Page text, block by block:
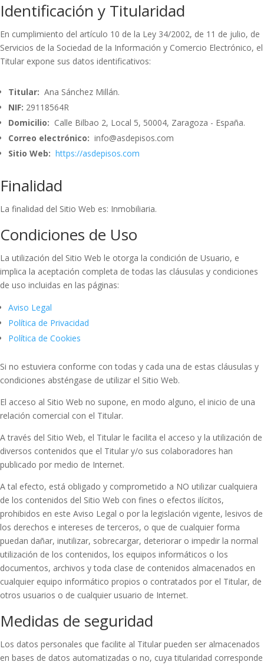
Identificación y Titularidad
En cumplimiento del artículo 10 de la Ley 34/2002, de 11 de julio, de
Servicios de la Sociedad de la Información y Comercio Electrónico, el
Titular expone sus datos identificativos:
Titular: Ana Sánchez Millán.
NIF: 29118564R
Domicilio: Calle Bilbao 2, Local 5, 50004, Zaragoza - España.
Correo electrónico: info@asdepisos.com
Sitio Web: https://asdepisos.com
Finalidad
La finalidad del Sitio Web es: Inmobiliaria.
Condiciones de Uso
La utilización del Sitio Web le otorga la condición de Usuario, e
implica la aceptación completa de todas las cláusulas y condiciones
de uso incluidas en las páginas:
Aviso Legal
Política de Privacidad
Política de Cookies
Si no estuviera conforme con todas y cada una de estas cláusulas y
condiciones absténgase de utilizar el Sitio Web.
El acceso al Sitio Web no supone, en modo alguno, el inicio de una
relación comercial con el Titular.
A través del Sitio Web, el Titular le facilita el acceso y la utilización de
diversos contenidos que el Titular y/o sus colaboradores han
publicado por medio de Internet.
A tal efecto, está obligado y comprometido a NO utilizar cualquiera
de los contenidos del Sitio Web con fines o efectos ilícitos,
prohibidos en este Aviso Legal o por la legislación vigente, lesivos de
los derechos e intereses de terceros, o que de cualquier forma
puedan dañar, inutilizar, sobrecargar, deteriorar o impedir la normal
utilización de los contenidos, los equipos informáticos o los
documentos, archivos y toda clase de contenidos almacenados en
cualquier equipo informático propios o contratados por el Titular, de
otros usuarios o de cualquier usuario de Internet.
Medidas de seguridad
Los datos personales que facilite al Titular pueden ser almacenados
en bases de datos automatizadas o no, cuya titularidad corresponde